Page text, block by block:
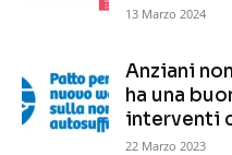
13 Marzo 2024
Anziani
ha una
interventi
22 Marzo 2023